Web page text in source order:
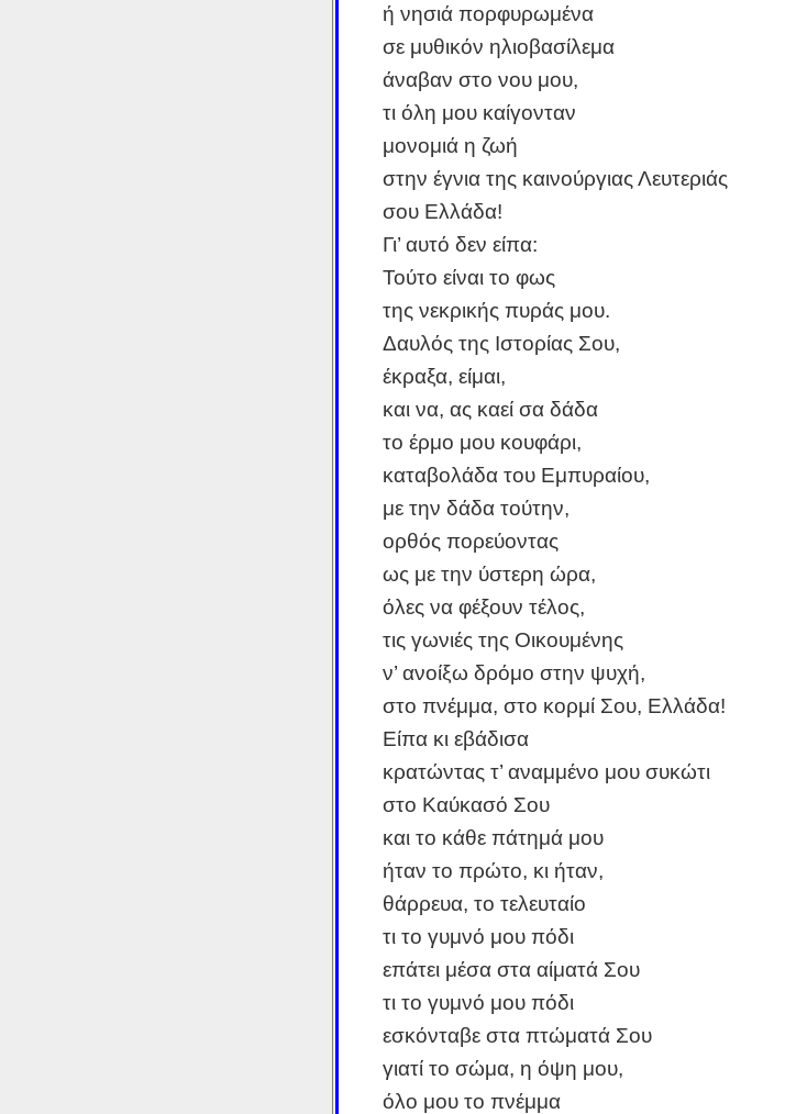
ή νησιά πορφυρωμένα
σε μυθικόν ηλιοβασίλεμα
άναβαν στο νου μου,
τι όλη μου καίγονταν
μονομιά η ζωή
στην έγνια της καινούργιας Λευτεριάς
σου Ελλάδα!
Γι’ αυτό δεν είπα:
Τούτο είναι το φως
της νεκρικής πυράς μου.
Δαυλός της Ιστορίας Σου,
έκραξα, είμαι,
και να, ας καεί σα δάδα
το έρμο μου κουφάρι,
καταβολάδα του Εμπυραίου,
με την δάδα τούτην,
ορθός πορεύοντας
ως με την ύστερη ώρα,
όλες να φέξουν τέλος,
τις γωνιές της Οικουμένης
ν’ ανοίξω δρόμο στην ψυχή,
στο πνέμμα, στο κορμί Σου, Ελλάδα!
Είπα κι εβάδισα
κρατώντας τ’ αναμμένο μου συκώτι
στο Καύκασό Σου
και το κάθε πάτημά μου
ήταν το πρώτο, κι ήταν,
θάρρευα, το τελευταίο
τι το γυμνό μου πόδι
επάτει μέσα στα αίματά Σου
τι το γυμνό μου πόδι
εσκόνταβε στα πτώματά Σου
γιατί το σώμα, η όψη μου,
όλο μου το πνέμμα